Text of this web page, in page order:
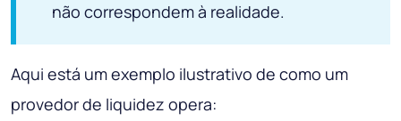
não correspondem à realidade.
Aqui está um exemplo ilustrativo de como um
provedor de liquidez opera: